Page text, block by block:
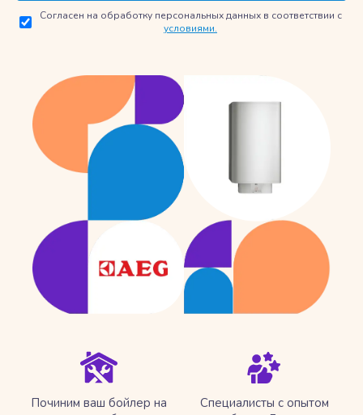
Согласен на обработку персональных данных в соответствии с
условиями.
Починим ваш бойлер на
Специалисты с опытом